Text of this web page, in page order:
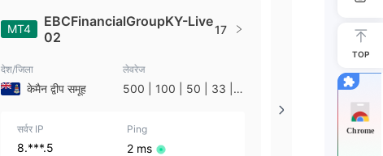
MT4
EBCFinancialGroupKY-Live
02
17
देश/जिला
केमैन द्वीप समूह
लेवरेज
500 | 100 | 50 | 33 | 2
सर्वर IP
8.***.5
Ping
2 ms
यूनाइटेड किंगडम
8.***.5
TOP
Chrome